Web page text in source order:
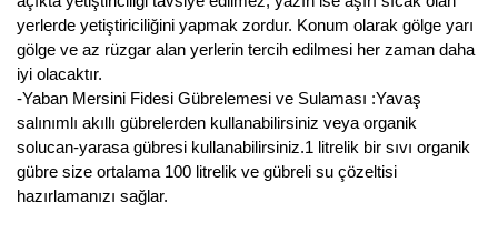
yerlerde yetiştiriciliğini yapmak zordur. Konum olarak gölge yarı
gölge ve az rüzgar alan yerlerin tercih edilmesi her zaman daha
iyi olacaktır.
-Yaban Mersini Fidesi Gübrelemesi ve Sulaması :Yavaş
salınımlı akıllı gübrelerden kullanabilirsiniz veya organik
solucan-yarasa gübresi kullanabilirsiniz.1 litrelik bir sıvı organik
gübre size ortalama 100 litrelik ve gübreli su çözeltisi
hazırlamanızı sağlar.
Muz Fidanı
Nadir Çeşit Meyveler
Nar Fidanı
Narenciye Fidanları